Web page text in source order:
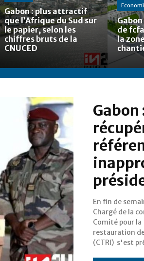
Gabon : plus attractif
que l’Afrique du Sud sur
le papier, selon les
chiffres bruts de la
CNUCED
de
la
Gabon
En fin de
Chargé de la
Comité pour
restauration
(CTRI) s'est
habituel
communiqués
présidence
Seulement, le